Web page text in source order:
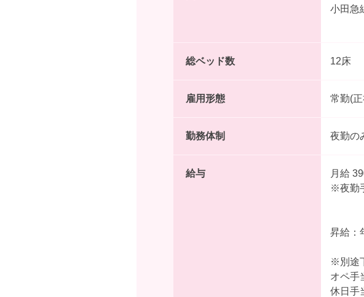
小田急
総ベッド数 12床
雇用形態 常勤(
勤務体制 夜勤の
給与
月
※夜勤
昇給：
※別途
オペ手
休日手